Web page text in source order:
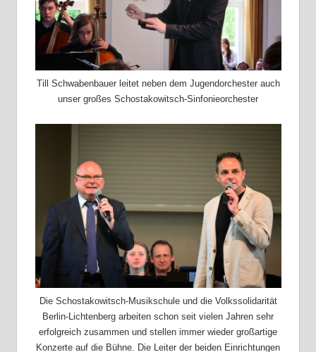
Till Schwabenbauer leitet neben dem Jugendorchester auch
unser großes Schostakowitsch-Sinfonieorchester
Die Schostakowitsch-Musikschule und die Volkssolidarität
Berlin-Lichtenberg arbeiten schon seit vielen Jahren sehr
erfolgreich zusammen und stellen immer wieder großartige
Konzerte auf die Bühne. Die Leiter der beiden Einrichtungen